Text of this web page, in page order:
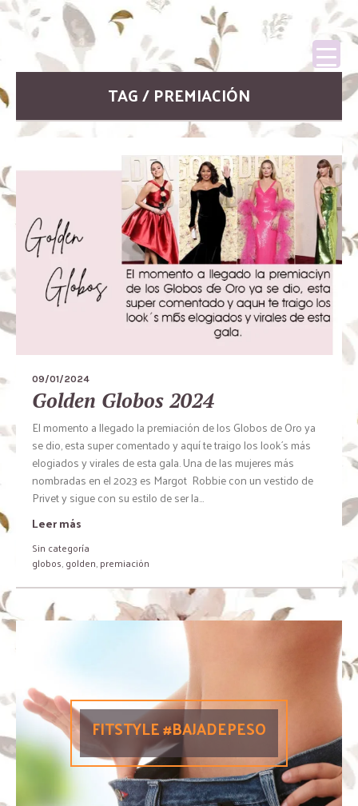
TAG / PREMIACIÓN
09/01/2024
Golden Globos 2024
El momento a llegado la premiación de los Globos de Oro ya
se dio, esta super comentado y aquí te traigo los look´s más
elogiados y virales de esta gala. Una de las mujeres más
nombradas en el 2023 es Margot Robbie con un vestido de
Privet y sigue con su estilo de ser la...
Leer más
Sin categoría
globos,golden,premiación
FITSTYLE #BAJADEPESO